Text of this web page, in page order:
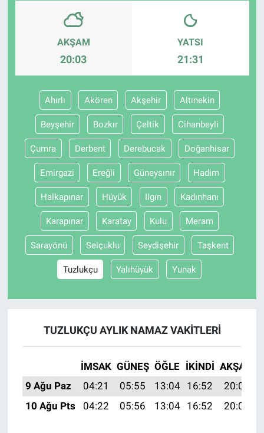
AKŞAM
20:03
YATSI
21:31
Ahırlı Akören Akşehir Altınekin
Beyşehir Bozkır Çeltik Cihanbeyli
Çumra Derbent Derebucak Doğanhisar
Emirgazi Ereğli Güneysınır Hadim
Halkapınar Hüyük Ilgın Kadınhanı
Karapınar Karatay Kulu Meram
Sarayönü Selçuklu Seydişehir Taşkent
Tuzlukçu Yalıhüyük Yunak
TUZLUKÇU AYLIK NAMAZ VAKITLERI
İMSAK GÜNEŞ ÖĞLE İKINDI AKŞAM
9 Ağu Paz
04:21 05:55 13:04 16:52 20:03
10 Ağu Pts
04:22 05:56 13:04 16:52 20:02
HABERDE İNSAN
EĞİTİM
BİLİM VE TEKNOLOJİ
Güvenlik
Bölge